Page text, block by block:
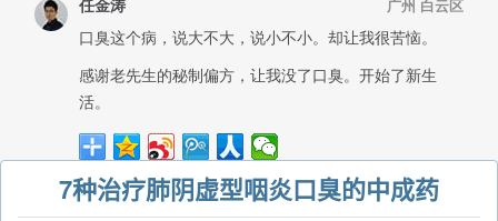
7种治疗肺阴虚型咽炎口臭的中成药